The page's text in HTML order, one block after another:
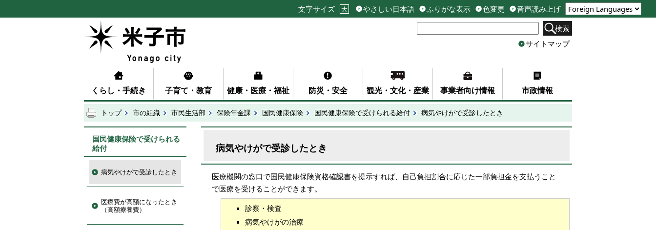
文字サイズ 大 やさしい日本語 ふりがな表示 色変更
音声読み上げ
検索
サイトマップ
くらし・手続き 子育て・教育 健康・医療・福祉 防災・安全 観光・文化・産業 事業者向け情報 市政情報
トップ 市の組織 市民生活部 保険年金課 国民健康保険 国民健康保険で受けられる給付 病気やけがで受診したとき
国民健康保険で受けられる
給付
病気やけがで受診したとき
医療費が高額になったとき
（高額療養費）
病気やけがで受診したとき
医療機関の窓口で国民健康保険資格確認書を提示すれば、自己負担割合に応じた一部負担金を支払うこと
で医療を受けることができます。
診察・検査
病気やけがの治療